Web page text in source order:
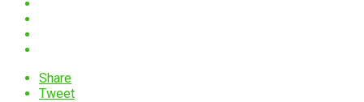
Share
Tweet